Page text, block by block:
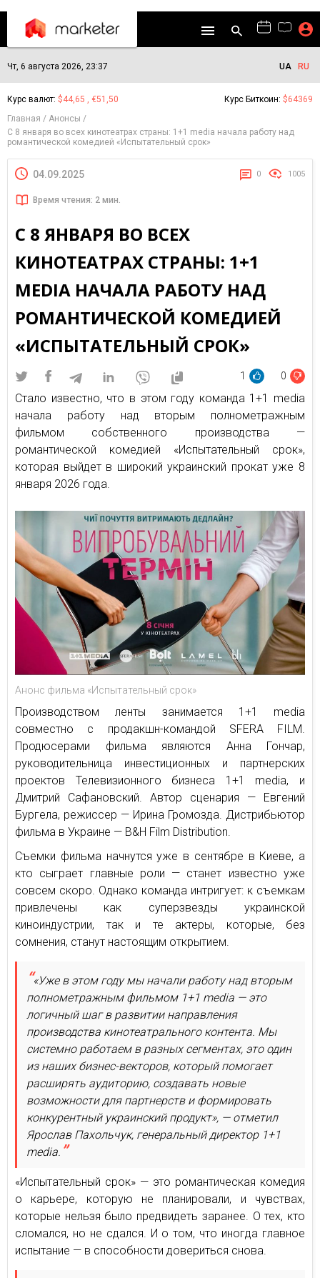
Чт, 6 августа 2026, 23:37 UA RU
Курс валют: $44,65 , €51,50 Курс Биткоин: $64369
Главная
Анонсы
С 8 января во всех кинотеатрах страны: 1+1 media начала работу над
романтической комедией «Испытательный срок»
04.09.2025 0 1005
Время чтения: 2 мин.
С 8 ЯНВАРЯ ВО ВСЕХ
КИНОТЕАТРАХ СТРАНЫ: 1+1
MEDIA НАЧАЛА РАБОТУ НАД
РОМАНТИЧЕСКОЙ КОМЕДИЕЙ
«ИСПЫТАТЕЛЬНЫЙ СРОК»
1 0
Стало известно, что в этом году команда 1+1 media
начала работу над вторым полнометражным
фильмом собственного производства —
романтической комедией «Испытательный срок»,
которая выйдет в широкий украинский прокат уже 8
января 2026 года.
Анонс фильма «Испытательный срок»
Производством ленты занимается 1+1 media
совместно с продакшн-командой SFERA FILM.
Продюсерами фильма являются Анна Гончар,
руководительница инвестиционных и партнерских
проектов Телевизионного бизнеса 1+1 media, и
Дмитрий Сафановский. Автор сценария — Евгений
Бургела, режиссер — Ирина Громозда. Дистрибьютор
фильма в Украине — B&H Film Distribution.
Съемки фильма начнутся уже в сентябре в Киеве, а
кто сыграет главные роли — станет известно уже
совсем скоро. Однако команда интригует: к съемкам
привлечены как суперзвезды украинской
киноиндустрии, так и те актеры, которые, без
сомнения, станут настоящим открытием.
«Уже в этом году мы начали работу над вторым
полнометражным фильмом 1+1 media — это
логичный шаг в развитии направления
производства кинотеатрального контента. Мы
системно работаем в разных сегментах, это один
из наших бизнес-векторов, который помогает
расширять аудиторию, создавать новые
возможности для партнерств и формировать
конкурентный украинский продукт», — отметил
Ярослав Пахольчук, генеральный директор 1+1
media.
«Испытательный срок» — это романтическая комедия
о карьере, которую не планировали, и чувствах,
которые нельзя было предвидеть заранее. О тех, кто
сломался, но не сдался. И о том, что иногда главное
испытание — в способности довериться снова.